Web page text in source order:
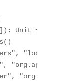
Unit = {